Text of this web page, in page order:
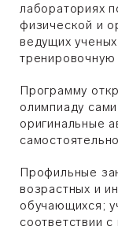
лабораториях
физической и
ведущих
тренировочную
Программу
олимпиаду
оригинальные
Профильные
возрастных и
обучающихся;
соответствии